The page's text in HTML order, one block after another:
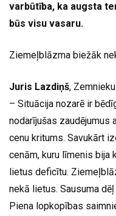
varbūtība, ka augsta
būs visu vasaru.
Ziemeļblāzma biežāk
Juris Lazdiņš,
– Situācija nozarē ir
nodarījušas zaudējumus
cenu kritums. Savukārt
cenām, kuru līmenis bija
lietus deficītu.
nekā lietus. Sausuma
Piena lopkopības